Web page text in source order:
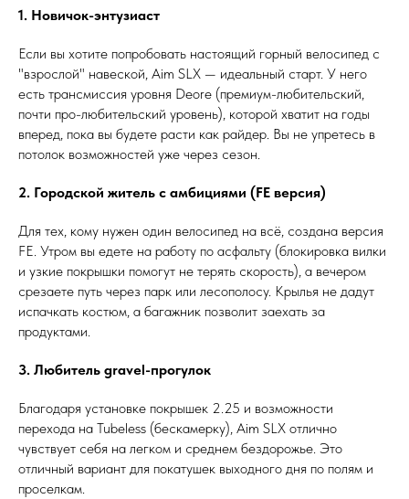
1. Новичок-энтузиаст
Если вы хотите попробовать настоящий горный велосипед с
"взрослой" навеской, Aim SLX — идеальный старт. У него
есть трансмиссия уровня Deore (премиум-любительский,
почти про-любительский уровень), которой хватит на годы
вперед, пока вы будете расти как райдер. Вы не упретесь в
потолок возможностей уже через сезон.
2. Городской житель с амбициями (FE версия)
Для тех, кому нужен один велосипед на всё, создана версия
FE. Утром вы едете на работу по асфальту (блокировка вилки
и узкие покрышки помогут не терять скорость), а вечером
срезаете путь через парк или лесополосу. Крылья не дадут
испачкать костюм, а багажник позволит заехать за
продуктами.
3. Любитель gravel-прогулок
Благодаря установке покрышек 2.25 и возможности
перехода на Tubeless (бескамерку), Aim SLX отлично
чувствует себя на легком и среднем бездорожье. Это
отличный вариант для покатушек выходного дня по полям и
проселкам.